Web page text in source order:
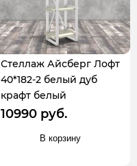
Стеллаж Айсберг Лофт
40*182-2 белый дуб
крафт белый
10990 руб.
В корзину